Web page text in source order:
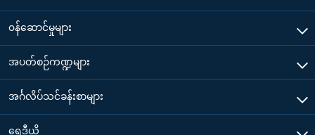
၀န်ဆောင်မှုများ
အပတ်စဉ်ကဏ္ဍများ
အင်္ဂလိပ်သင်ခန်းစာများ
ရေဒီယို